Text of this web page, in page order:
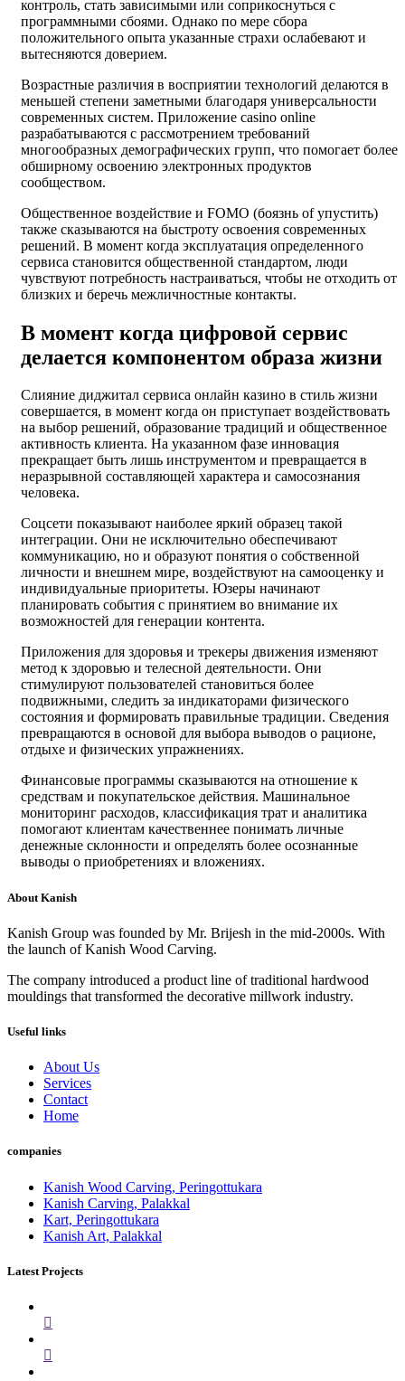
контроль, стать зависимыми или соприкоснуться с
программными сбоями. Однако по мере сбора
положительного опыта указанные страхи ослабевают и
вытесняются доверием.
Возрастные различия в восприятии технологий делаются в
меньшей степени заметными благодаря универсальности
современных систем. Приложение casino online
разрабатываются с рассмотрением требований
многообразных демографических групп, что помогает более
обширному освоению электронных продуктов
сообществом.
Общественное воздействие и FOMO (боязнь of упустить)
также сказываются на быстроту освоения современных
решений. В момент когда эксплуатация определенного
сервиса становится общественной стандартом, люди
чувствуют потребность настраиваться, чтобы не отходить от
близких и беречь межличностные контакты.
В момент когда цифровой сервис
делается компонентом образа жизни
Слияние диджитал сервиса онлайн казино в стиль жизни
совершается, в момент когда он приступает воздействовать
на выбор решений, образование традиций и общественное
активность клиента. На указанном фазе инновация
прекращает быть лишь инструментом и превращается в
неразрывной составляющей характера и самосознания
человека.
Соцсети показывают наиболее яркий образец такой
интеграции. Они не исключительно обеспечивают
коммуникацию, но и образуют понятия о собственной
личности и внешнем мире, воздействуют на самооценку и
индивидуальные приоритеты. Юзеры начинают
планировать события с принятием во внимание их
возможностей для генерации контента.
Приложения для здоровья и трекеры движения изменяют
метод к здоровью и телесной деятельности. Они
стимулируют пользователей становиться более
подвижными, следить за индикаторами физического
состояния и формировать правильные традиции. Сведения
превращаются в основой для выбора выводов о рационе,
отдыхе и физических упражнениях.
Финансовые программы сказываются на отношение к
средствам и покупательское действия. Машинальное
мониторинг расходов, классификация трат и аналитика
помогают клиентам качественнее понимать личные
денежные склонности и определять более осознанные
выводы о приобретениях и вложениях.
About Kanish
Kanish Group was founded by Mr. Brijesh in the mid-2000s. With
the launch of Kanish Wood Carving.
The company introduced a product line of traditional hardwood
mouldings that transformed the decorative millwork industry.
Useful links
About Us
Services
Contact
Home
companies
Kanish Wood Carving, Peringottukara
Kanish Carving, Palakkal
Kart, Peringottukara
Kanish Art, Palakkal
Latest Projects